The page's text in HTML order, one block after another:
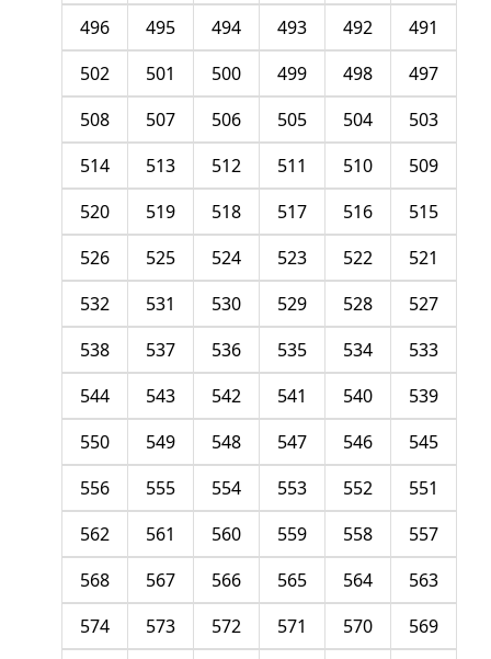
491
492
493
494
495
496
497
498
499
500
501
502
503
504
505
506
507
508
509
510
511
512
513
514
515
516
517
518
519
520
521
522
523
524
525
526
527
528
529
530
531
532
533
534
535
536
537
538
539
540
541
542
543
544
545
546
547
548
549
550
551
552
553
554
555
556
557
558
559
560
561
562
563
564
565
566
567
568
569
570
571
572
573
574